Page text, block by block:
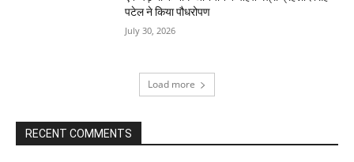
पटेल ने किया पौधरोपण
July 30, 2026
Load more
RECENT COMMENTS